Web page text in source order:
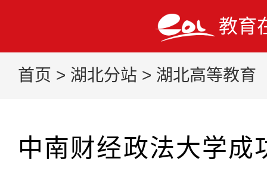
教育
首页 > 湖北分站 > 湖北高等教育
中南财经政法大学成